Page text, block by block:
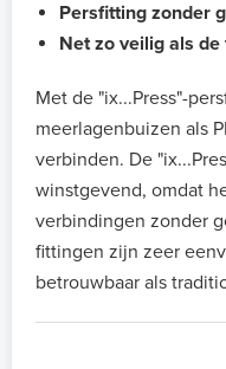
Persfitting zonder
Net zo veilig als
Met de "ix...Press"-
meerlagenbuizen als
verbinden. De
winstgevend, omdat
verbindingen zonder
fittingen zijn zeer
betrouwbaar als